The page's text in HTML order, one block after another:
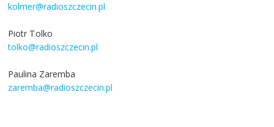
kolmer@radioszczecin.pl
Piotr Tolko
tolko@radioszczecin.pl
Paulina Zaremba
zaremba@radioszczecin.pl